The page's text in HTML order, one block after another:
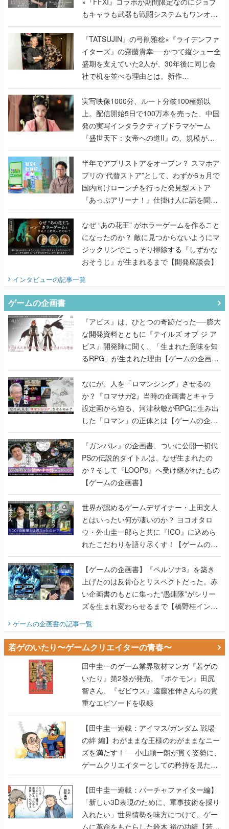
もキャラも武器も戦闘システムもワンオフ
で作り込まれた理由を両ディレクターに聞
く
『TATSUJIN』の弓削雅稔×『ライデンファ
イターズ』の齋藤貴幸──かつて縦シュー全
盛期を支えていた2人が、30年後に同じ会
社で机を並べる理由とは。新作
『TATSUJIN EXTREME』で初タッグを組
んだレジェンド2人に訊く開発秘話
実写映像1000分、ルート分岐100種類以
上。配信開始5日で100万本を売った、中国
発の実写インタラクティブドラマゲーム
『盛世天下：女帝への道II』の、規模が違
うこだわりをプロデューサーに聞いた
半年でアプリストアをオープン？ スマホア
プリの“代替ストア”として、わずか6ヵ月で
国内向けローンチを行った発見型ストア
『あっぷアリーナ！』仕掛け人に話を聞い
てみた
なぜ “あの花王” がホラーゲームを作ること
になったのか？ 敵に見つからないようにマ
ジックリンでこっそり掃除する『しずかな
おそうじ』が生まれるまで【開発座談会】
インタビューの記事一覧
ゲームの企画書
『アビス』は、ひとつの奇跡だった──膨大
な開発資料とともに『テイルズ オブ ジ ア
ビス』開発陣に聞く、「生まれた意味を知
るRPG」が生まれた理由【ゲームの企画
書】
なにが、人を「ロマンシング」させるの
か？『ロマサガ2』当時の企画書とキャラ
設定画から迫る、河津秋敏がRPGに生み出
した「ロマン」の正体とは【ゲームの企画
書】
『ガンパレ』の企画書、ついに公開━初代
PSの伝説的タイトルは、なぜ生まれたの
か？そして『LOOP8』へ受け継がれたもの
【ゲームの企画書】
世界が認めるゲームデザイナー・上田文人
とはいったい何が凄いのか？ ヨコオタロ
ウ・外山圭一郎らと共に『ICO』に込めら
れたこだわりを語り尽くす！【ゲームの企
画書】
【ゲームの企画書】『ペルソナ3』を築き
上げたのは反骨心とリスペクトだった。赤
い企画書のもとに集った“愚連隊”がシリー
ズを生まれ変わらせるまで【橋野桂インタ
ビュー】
ゲームの企画書の記事一覧
若ゲのいたり〜ゲームクリエイターの青春〜
田中圭一のゲーム業界取材マンガ『若ゲの
いたり』第2巻が発売。『ポケモン』田尻
智さん、『ゼビウス』遠藤雅伸さんらの貴
重なエピソードを収録
【田中圭一連載：アイマス/ガンダム 戦場
の絆 編】わがままな王様のわがままなニー
ズを満たす！──小山順一朗が貫く姿勢に、
ゲームクリエイターとしての矜持を見た
【若ゲのいたり最終回】
【田中圭一連載：バーチャファイター編】
「新しい3D表現のために、軍事技術を採り
入れたい」世界情勢を味方につけて、ゲー
ムに革命をもたらした鈴木 裕の功績【若ゲ